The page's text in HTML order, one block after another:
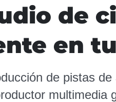
de
en
de pistas
multimedia